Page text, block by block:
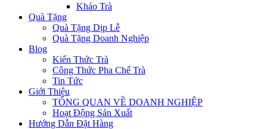
Kháo Trà
Quà Tặng
Quà Tặng Dịp Lễ
Quà Tặng Doanh Nghiệp
Blog
Kiến Thức Trà
Công Thức Pha Chế Trà
Tin Tức
Giới Thiệu
TỔNG QUAN VỀ DOANH NGHIỆP
Hoạt Động Sản Xuất
Hướng Dẫn Đặt Hàng